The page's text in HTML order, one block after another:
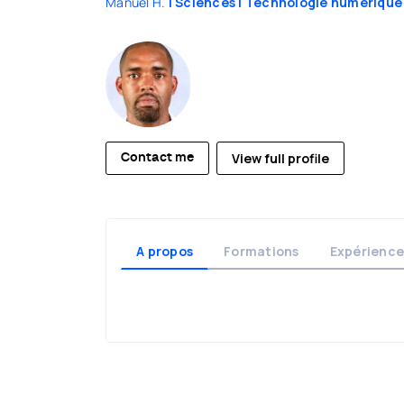
Contact me View full profile
A propos Formations